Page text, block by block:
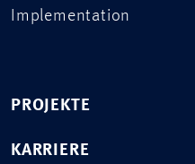
Implementation
PROJEKTE
KARRIERE